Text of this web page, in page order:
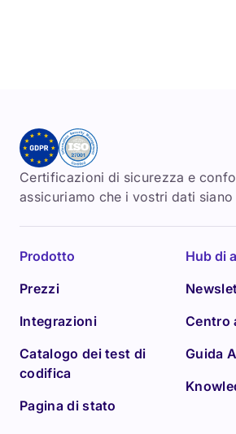
Certificazioni di sicurezza e
assicuriamo che i vostri dati
Prodotto
Prezzi
Integrazioni
Catalogo dei test di
codifica
Pagina di stato
Hub di
Centro
Guida